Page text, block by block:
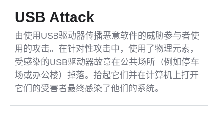
USB Attack
由使用USB驱动器传播恶意软件的威胁参与者使
用的攻击。在针对性攻击中，使用了物理元素，
受感染的USB驱动器故意在公共场所（例如停车
场或办公楼）掉落。拾起它们并在计算机上打开
它们的受害者最终感染了他们的系统。